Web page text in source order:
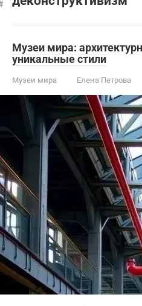
Музеи мира:
уникальные стили
Музеи мира Елена Петрова